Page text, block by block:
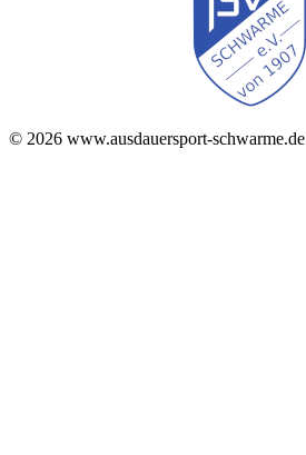
© 2026 www.ausdauersport-schwarme.de